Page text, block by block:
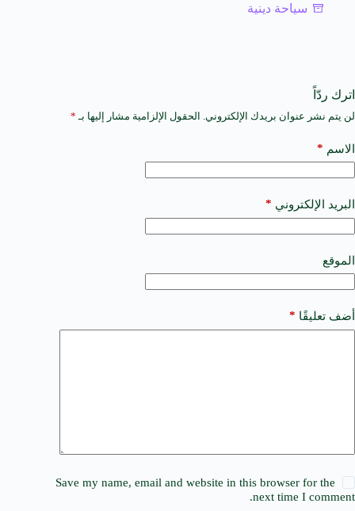
سياحة دينية
اترك ردّاً
لن يتم نشر عنوان بريدك الإلكتروني. الحقول الإلزامية مشار إليها بـ *
الاسم *
البريد الإلكتروني *
الموقع
أضف تعليقًا *
Save my name, email and website in this browser for the
next time I comment.
A
t
e
a
t
i
e
: